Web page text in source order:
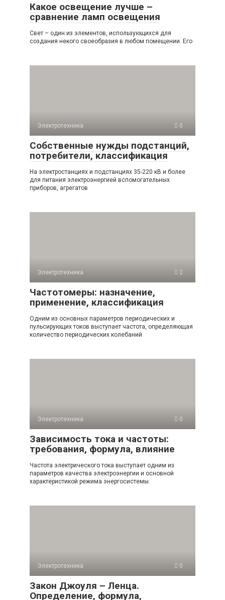
Какое освещение лучше –
cравнение ламп освещения
Свет – один из элементов, использующихся для
создания некого своеобразия в любом помещении. Его
Электротехника 0
Собственные нужды подстанций,
потребители, классификация
На электростанциях и подстанциях 35-220 кВ и более
для питания электроэнергией вспомогательных
приборов, агрегатов
Электротехника 2
Частотомеры: назначение,
применение, классификация
Одним из основных параметров периодических и
пульсирующих токов выступает частота, определяющая
количество периодических колебаний
Электротехника 0
Зависимость тока и частоты:
требования, формула, влияние
Частота электрического тока выступает одним из
параметров качества электроэнергии и основной
характеристикой режима энергосистемы.
Электротехника 0
Закон Джоуля – Ленца.
Определение, формула,